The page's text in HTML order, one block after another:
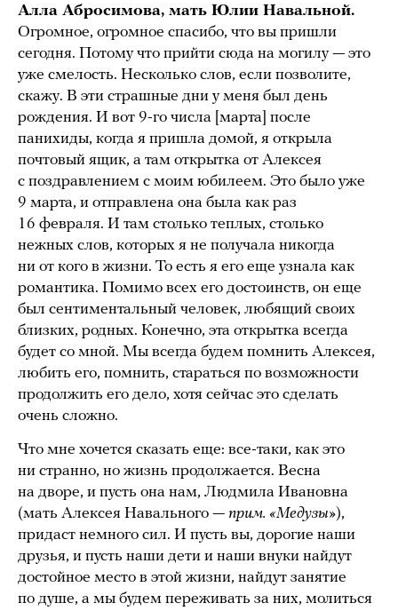
Алла Абросимова, мать Юлии Навальной.
Огромное, огромное спасибо, что вы пришли
сегодня. Потому что прийти сюда на могилу — это
уже смелость. Несколько слов, если позволите,
скажу. В эти страшные дни у меня был день
рождения. И вот 9-го числа [марта] после
панихиды, когда я пришла домой, я открыла
почтовый ящик, а там открытка от Алексея
с поздравлением с моим юбилеем. Это было уже
9 марта, и отправлена она была как раз
16 февраля. И там столько теплых, столько
нежных слов, которых я не получала никогда
ни от кого в жизни. То есть я его еще узнала как
романтика. Помимо всех его достоинств, он еще
был сентиментальный человек, любящий своих
близких, родных. Конечно, эта открытка всегда
будет со мной. Мы всегда будем помнить Алексея,
любить его, помнить, стараться по возможности
продолжить его дело, хотя сейчас это сделать
очень сложно.
Что мне хочется сказать еще: все-таки, как это
ни странно, но жизнь продолжается. Весна
на дворе, и пусть она нам, Людмила Ивановна
(мать Алексея Навального — прим. «Медузы»),
придаст немного сил. И пусть вы, дорогие наши
друзья, и пусть наши дети и наши внуки найдут
достойное место в этой жизни, найдут занятие
по душе, а мы будем переживать за них, молиться